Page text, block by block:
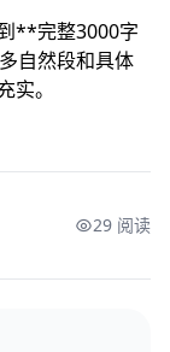
**完整3000字
自然段和具体
。
29 阅读